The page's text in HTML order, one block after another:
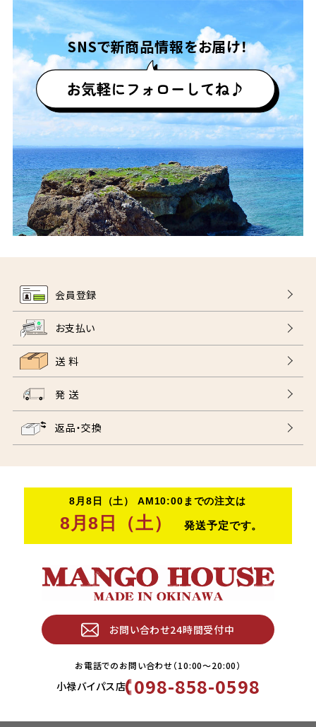
SNSで新商品情報をお届け！
会員登録
お支払い
送 料
発 送
返品・交換
お問い合わせ24時間受付中
お電話でのお問い合わせ（10:00〜20:00）
小禄バイパス店 098-858-0598